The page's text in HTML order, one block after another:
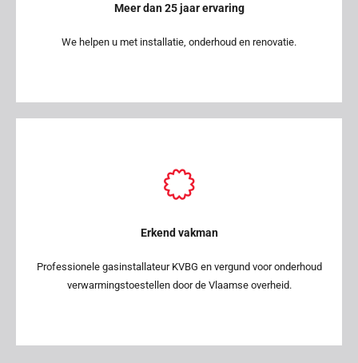
Meer dan 25 jaar ervaring
We helpen u met installatie, onderhoud en renovatie.
Erkend vakman
Professionele gasinstallateur KVBG en vergund voor onderhoud
verwarmingstoestellen door de Vlaamse overheid.